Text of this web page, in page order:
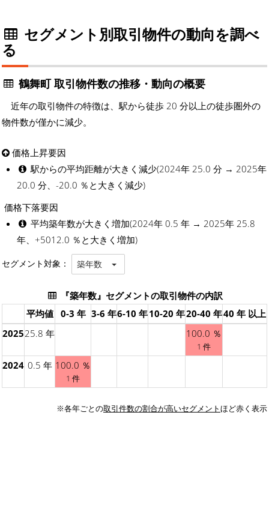
セグメント別取引物件の動向を調べ
る
鶴舞町 取引物件数の推移・動向の概要
近年の取引物件の特徴は、駅から徒歩 20 分以上の徒歩圏外の
物件数が僅かに減少。
価格上昇要因
駅からの平均距離が大きく減少(2024年 25.0 分 → 2025年
20.0 分、-20.0 ％と大きく減少)
価格下落要因
平均築年数が大きく増加(2024年 0.5 年 → 2025年 25.8
年、+5012.0 ％と大きく増加)
セグメント対象： 築年数
『築年数』セグメントの取引物件の内訳
平均値
0-3 年 3-6 年6-10 年10-20 年20-40 年40 年 以上
202525.8 年 100.0 ％
1 件
2024 0.5 年 100.0 ％
1 件
※各年ごとの取引件数の割合が高いセグメントほど赤く表示